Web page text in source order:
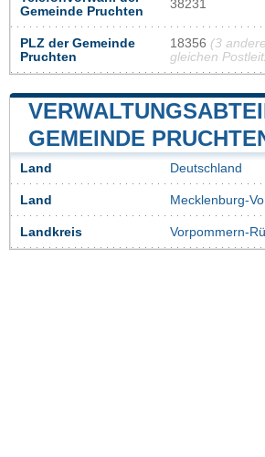
Gemeinde Pruchten
38231
PLZ der Gemeinde
Pruchten
18356 (3
gleichen
GEMEINDE
Land Deutschland
Land Mecklenburg-
Landkreis Vorpommern-